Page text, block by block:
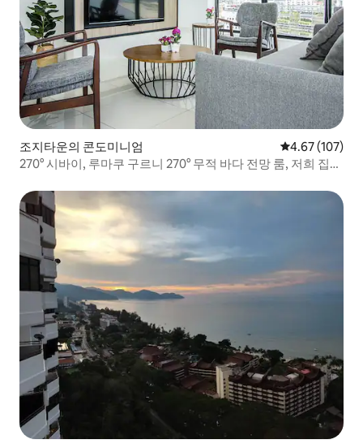
조지타운의 콘도미니엄 평점 4.67점(5
4.67 (107)
270° 시바이, 루마쿠 구르니 270° 무적 바다 전망 룸, 저희 집